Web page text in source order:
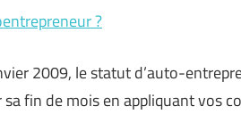
?
2009, le statut d’auto-
fin de mois en appliquant vos